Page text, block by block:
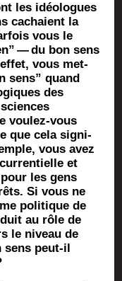
les idéo­logues
cachaient la
vous le
— du bon sens
vous met­
sens” quand
des
vou­lez-vous
que cela signi­
vous avez
et
les gens
Si vous ne
poli­tique de
au rôle de
le niveau de
peut-il